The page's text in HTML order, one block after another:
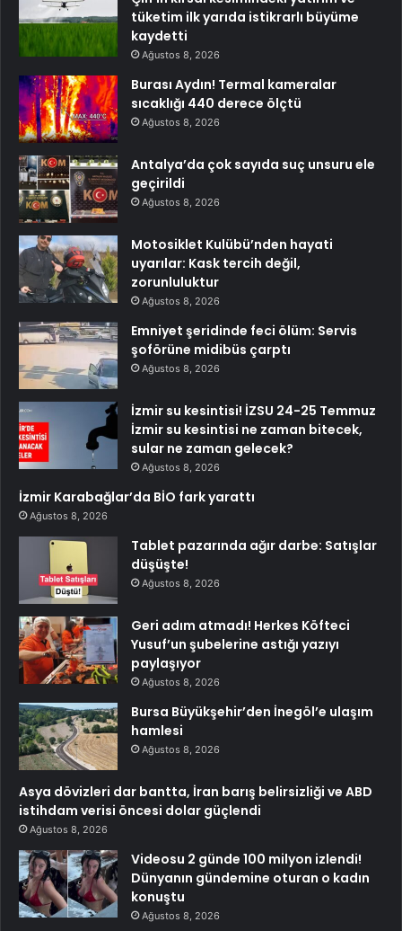
tüketim ilk yarıda istikrarlı büyüme
kaydetti
Ağustos 8, 2026
Burası Aydın! Termal kameralar
sıcaklığı 440 derece ölçtü
Ağustos 8, 2026
Antalya’da çok sayıda suç unsuru ele
geçirildi
Ağustos 8, 2026
Motosiklet Kulübü’nden hayati
uyarılar: Kask tercih değil,
zorunluluktur
Ağustos 8, 2026
Emniyet şeridinde feci ölüm: Servis
şoförüne midibüs çarptı
Ağustos 8, 2026
İzmir su kesintisi! İZSU 24-25 Temmuz
İzmir su kesintisi ne zaman bitecek,
sular ne zaman gelecek?
Ağustos 8, 2026
İzmir Karabağlar’da BİO fark yarattı
Ağustos 8, 2026
Tablet pazarında ağır darbe: Satışlar
düşüşte!
Ağustos 8, 2026
Geri adım atmadı! Herkes Köfteci
Yusuf’un şubelerine astığı yazıyı
paylaşıyor
Ağustos 8, 2026
Bursa Büyükşehir’den İnegöl’e ulaşım
hamlesi
Ağustos 8, 2026
Asya dövizleri dar bantta, İran barış belirsizliği ve ABD
istihdam verisi öncesi dolar güçlendi
Ağustos 8, 2026
Videosu 2 günde 100 milyon izlendi!
Dünyanın gündemine oturan o kadın
konuştu
Ağustos 8, 2026